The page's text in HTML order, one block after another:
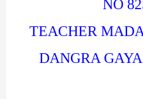
NO
TEACHER
DANGRA